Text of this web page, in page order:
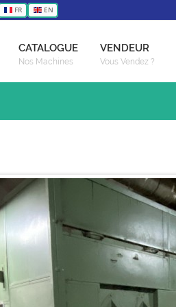
FR EN
CATALOGUE
Nos Machines
VENDEUR
Vous Vendez ?